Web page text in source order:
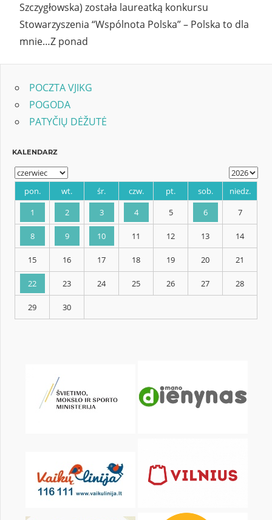
Szczygłowska) została laureatką konkursu
Stowarzyszenia “Wspólnota Polska” – Polska to dla
mnie…Z ponad
POCZTA VJIKG
POGODA
PATYČIŲ DĖŽUTĖ
KALENDARZ